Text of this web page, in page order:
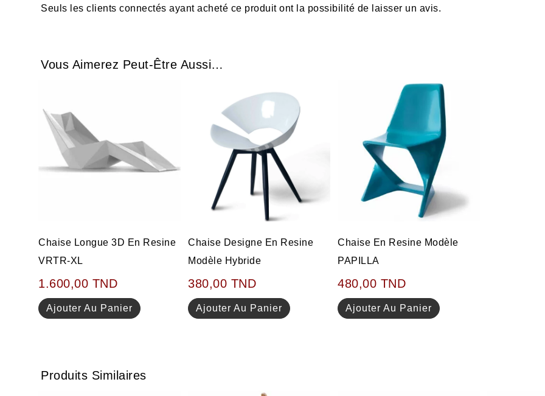
Seuls les clients connectés ayant acheté ce produit ont la possibilité de laisser un avis.
Vous Aimerez Peut-Être Aussi…
Chaise Longue 3D En Resine
VRTR-XL
1.600,00 TND
Ajouter Au Panier
Chaise Designe En Resine
Modèle Hybride
380,00 TND
Ajouter Au Panier
Chaise En Resine Modèle
PAPILLA
480,00 TND
Ajouter Au Panier
Produits Similaires